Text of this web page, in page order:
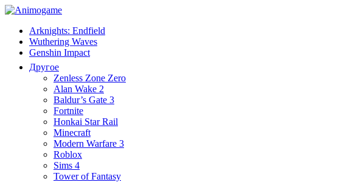
Arknights: Endfield
Wuthering Waves
Genshin Impact
Другое
Zenless Zone Zero
Alan Wake 2
Baldur’s Gate 3
Fortnite
Honkai Star Rail
Minecraft
Modern Warfare 3
Roblox
Sims 4
Tower of Fantasy